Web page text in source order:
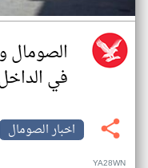
الصومال
في
اخبار الصومال
YA28WN